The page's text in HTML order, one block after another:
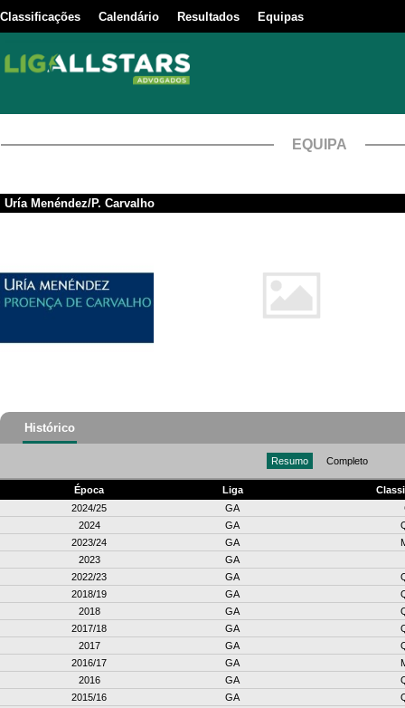
Classificações Calendário Resultados Equipas
EQUIPA
Uría Menéndez/P. Carvalho
Histórico
Resumo Completo
Época Liga
2024/25
GA
2024
GA
2023/24
GA
2023
GA
2022/23
GA
2018/19
GA
2018
GA
2017/18
GA
2017
GA
2016/17
GA
2016
GA
2015/16
GA